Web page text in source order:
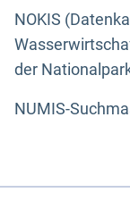
NOKIS
der
NUMIS-